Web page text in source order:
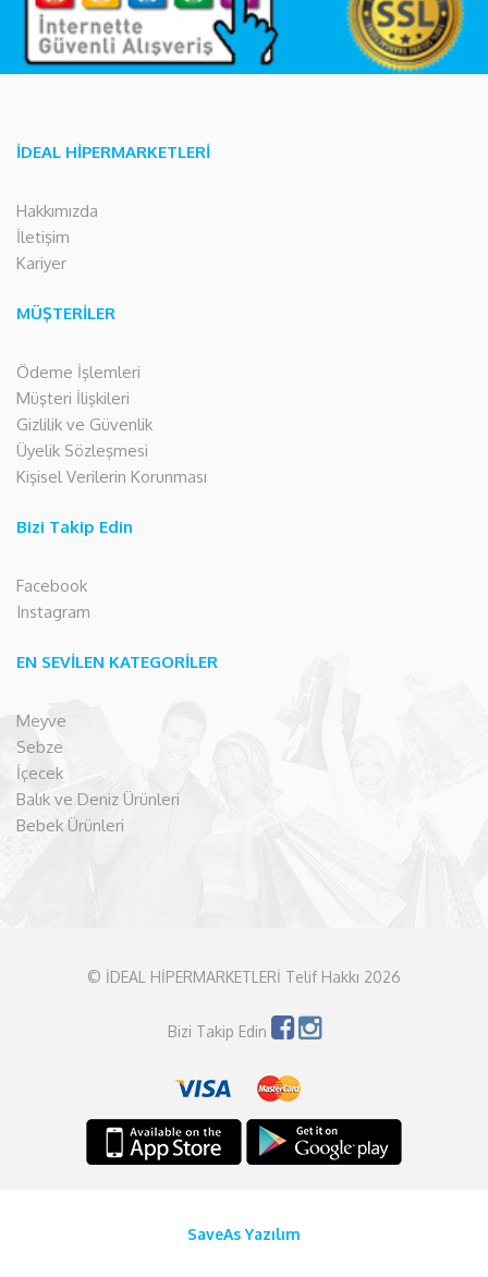
İDEAL HİPERMARKETLERİ
Hakkımızda
İletişim
Kariyer
MÜŞTERİLER
Ödeme İşlemleri
Müşteri İlişkileri
Gizlilik ve Güvenlik
Üyelik Sözleşmesi
Kişisel Verilerin Korunması
Bizi Takip Edin
Facebook
Instagram
EN SEVİLEN KATEGORİLER
Meyve
Sebze
İçecek
Balık ve Deniz Ürünleri
Bebek Ürünleri
© İDEAL HİPERMARKETLERİ Telif Hakkı 2026
Bizi Takip Edin
SaveAs Yazılım